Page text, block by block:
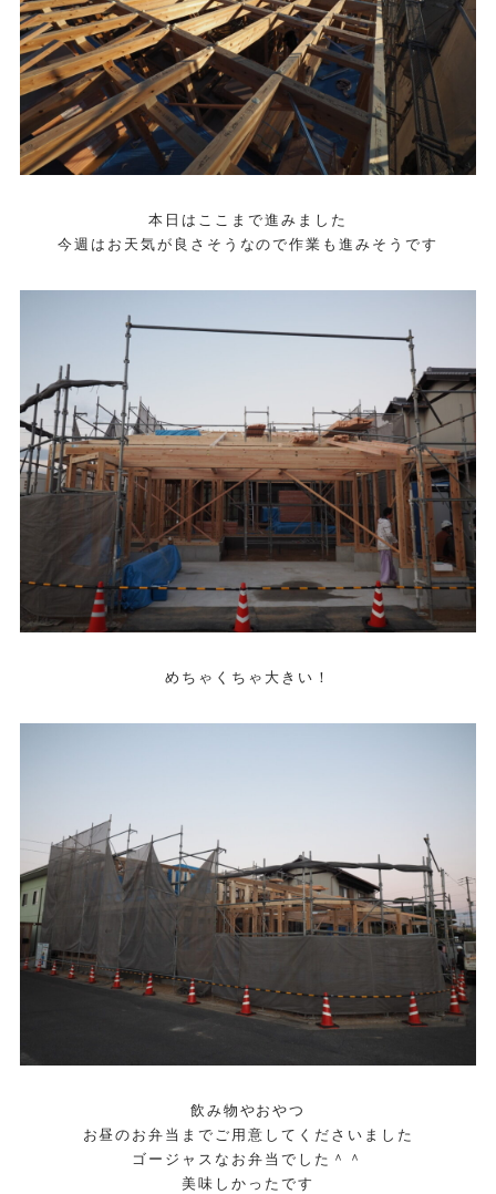
本日はここまで進みました
今週はお天気が良さそうなので作業も進みそうです
めちゃくちゃ大きい！
飲み物やおやつ
お昼のお弁当までご用意してくださいました
ゴージャスなお弁当でした＾＾
美味しかったです